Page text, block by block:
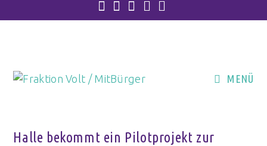
MENÜ
Halle bekommt ein Pilotprojekt zur